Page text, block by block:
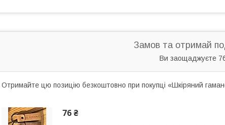
Замов та отримай
Ви заощаджуєте
Отримайте цю позицію безкоштовно при покупці «Шкіряний
76 ₴